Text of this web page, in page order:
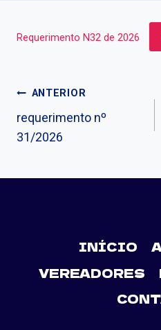
Requerimento N32 de 2026
ANTERIOR
requerimento nº
31/2026
INÍCIO
VEREADORES